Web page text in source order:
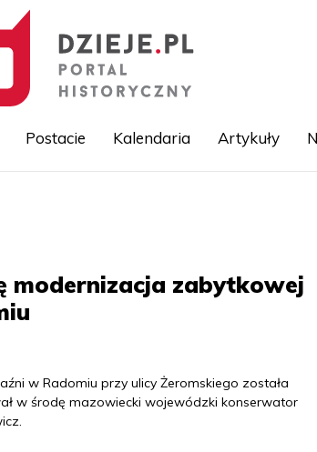
Postacie Kalendaria Artykuły
modernizacja zabytkowej
w Radomiu przy ulicy Żeromskiego została
w środę mazowiecki wojewódzki konserwator